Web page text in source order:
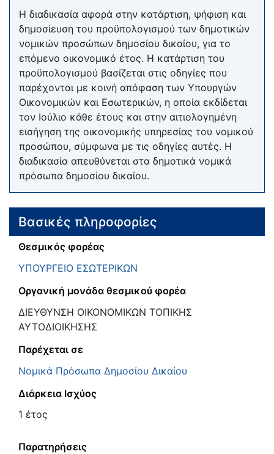
Η διαδικασία αφορά στην κατάρτιση, ψήφιση και
δημοσίευση του προϋπολογισμού των δημοτικών
νομικών προσώπων δημοσίου δικαίου, για το
επόμενο οικονομικό έτος. Η κατάρτιση του
προϋπολογισμού βασίζεται στις οδηγίες που
παρέχονται με κοινή απόφαση των Υπουργών
Οικονομικών και Εσωτερικών, η οποία εκδίδεται
τον Ιούλιο κάθε έτους και στην αιτιολογημένη
εισήγηση της οικονομικής υπηρεσίας του νομικού
προσώπου, σύμφωνα με τις οδηγίες αυτές. Η
διαδικασία απευθύνεται στα δημοτικά νομικά
πρόσωπα δημοσίου δικαίου.
Βασικές πληροφορίες
Θεσμικός φορέας
ΥΠΟΥΡΓΕΙΟ ΕΣΩΤΕΡΙΚΩΝ
Οργανική μονάδα θεσμικού φορέα
ΔΙΕΥΘΥΝΣΗ ΟΙΚΟΝΟΜΙΚΩΝ ΤΟΠΙΚΗΣ
ΑΥΤΟΔΙΟΙΚΗΣΗΣ
Παρέχεται σε
Νομικά Πρόσωπα Δημοσίου Δικαίου
Διάρκεια Ισχύος
1 έτος
Παρατηρήσεις